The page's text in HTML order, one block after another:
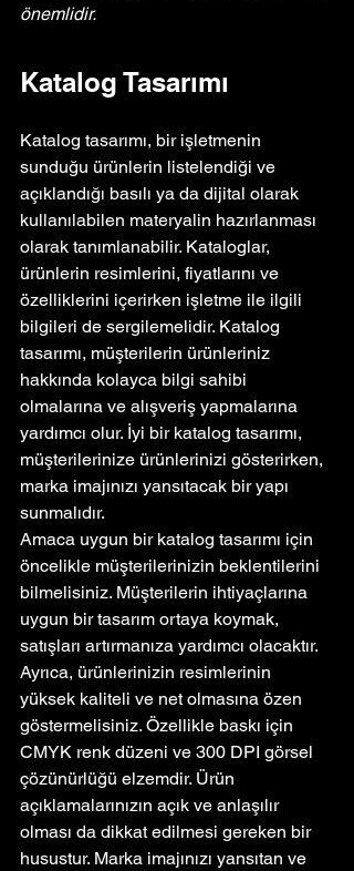
önemlidir.
Katalog Tasarımı
Katalog tasarımı, bir işletmenin
sunduğu ürünlerin listelendiği ve
açıklandığı basılı ya da dijital olarak
kullanılabilen materyalin hazırlanması
olarak tanımlanabilir. Kataloglar,
ürünlerin resimlerini, fiyatlarını ve
özelliklerini içerirken işletme ile ilgili
bilgileri de sergilemelidir. Katalog
tasarımı, müşterilerin ürünleriniz
hakkında kolayca bilgi sahibi
olmalarına ve alışveriş yapmalarına
yardımcı olur. İyi bir katalog tasarımı,
müşterilerinize ürünlerinizi gösterirken,
marka imajınızı yansıtacak bir yapı
sunmalıdır.
Amaca uygun bir katalog tasarımı için
öncelikle müşterilerinizin beklentilerini
bilmelisiniz. Müşterilerin ihtiyaçlarına
uygun bir tasarım ortaya koymak,
satışları artırmanıza yardımcı olacaktır.
Ayrıca, ürünlerinizin resimlerinin
yüksek kaliteli ve net olmasına özen
göstermelisiniz. Özellikle baskı için
CMYK renk düzeni ve 300 DPI görsel
çözünürlüğü elzemdir. Ürün
açıklamalarınızın açık ve anlaşılır
olması da dikkat edilmesi gereken bir
husustur. Marka imajınızı yansıtan ve